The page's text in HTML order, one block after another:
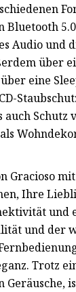
Bluetooth
Audio
über
eine
Schutz
Gracioso
Ihre
und
und der
Trotz